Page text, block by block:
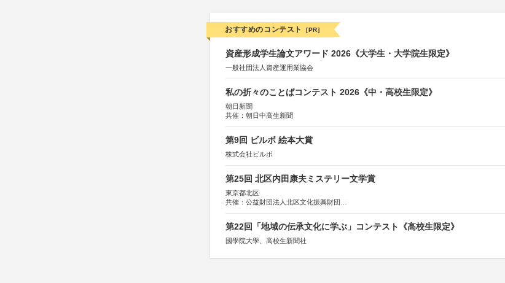
おすすめのコンテスト [PR]
資産形成学生論文アワード 2026《大学生・大学院生限定》
一般社団法人資産運用業協会
私の折々のことばコンテスト 2026《中・高校生限定》
朝日新聞
共催：朝日中高生新聞
第9回 ビルボ 絵本大賞
株式会社ビルボ
第25回 北区内田康夫ミステリー文学賞
東京都北区
共催：公益財団法人北区文化振興財団
第22回「地域の伝承文化に学ぶ」コンテスト《高校生限定》
國學院大學、高校生新聞社